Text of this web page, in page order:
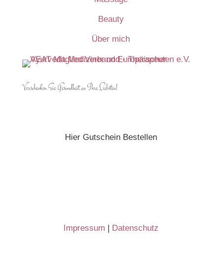
Beauty
Über mich
Verschenken Sie Gesundheit an Ihre Liebsten!
Hier Gutschein Bestellen
Impressum | Datenschutz